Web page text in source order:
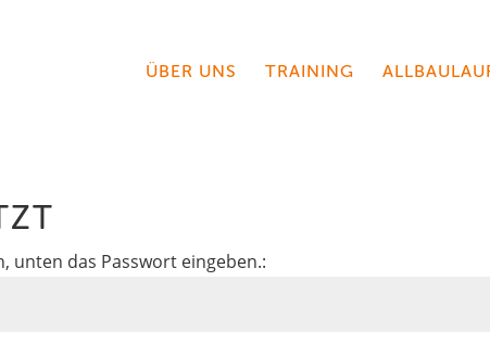
ÜBER UNS TRAINING
unten das Passwort eingeben.: